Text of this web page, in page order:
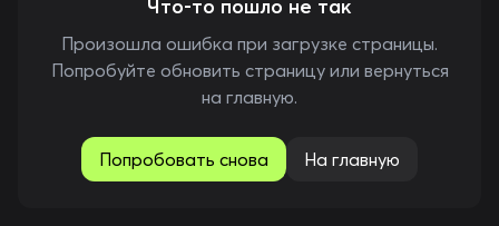
Что-то пошло не так
Произошла ошибка при загрузке страницы.
Попробуйте обновить страницу или вернуться
на главную.
Попробовать снова На главную